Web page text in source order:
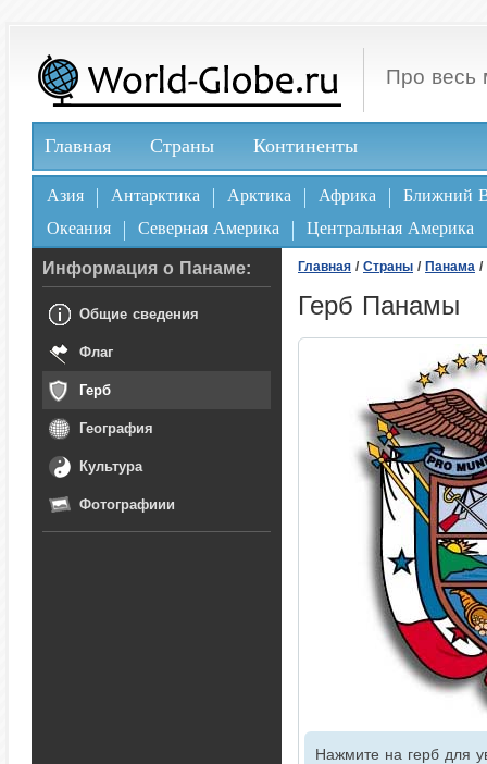
Про весь
Главная Страны Континенты
Азия Антарктика Арктика Африка
Ближний
Океания
Северная Америка Центральная Америка
Главная / Страны / Панама /
Герб Панамы
Нажмите на герб для
Информация о Панаме:
Общие сведения
Флаг
Герб
География
Культура
Фотографиии